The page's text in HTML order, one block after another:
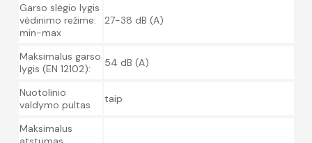
Garso slėgio lygis
vėdinimo režime:
min-max
27-38 dB (A)
Maksimalus garso
lygis (EN 12102):
54 dB (A)
Nuotolinio
valdymo pultas
taip
Maksimalus